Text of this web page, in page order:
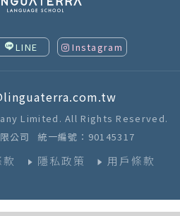
LINE Instagram
Limited. All Rights Reserved.
公司
統一編號：90145317
隱私政策 用戶條款